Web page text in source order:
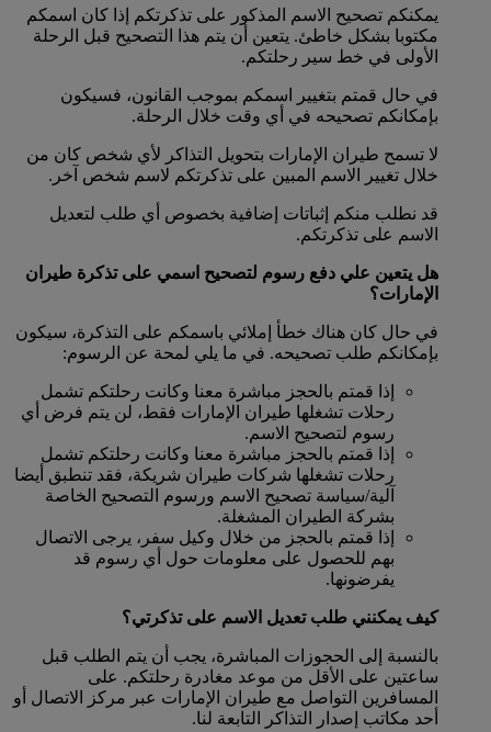
يمكنكم تصحيح الاسم المذكور على تذكرتكم إذا كان اسمكم
مكتوبا بشكل خاطئ. يتعين أن يتم هذا التصحيح قبل الرحلة
الأولى في خط سير رحلتكم.
في حال قمتم بتغيير اسمكم بموجب القانون، فسيكون
بإمكانكم تصحيحه في أي وقت خلال الرحلة.
لا تسمح طيران الإمارات بتحويل التذاكر لأي شخص كان من
خلال تغيير الاسم المبين على تذكرتكم لاسم شخص آخر.
قد نطلب منكم إثباتات إضافية بخصوص أي طلب لتعديل
الاسم على تذكرتكم.
هل يتعين علي دفع رسوم لتصحيح اسمي على تذكرة طيران
الإمارات؟
في حال كان هناك خطأ إملائي باسمكم على التذكرة، سيكون
بإمكانكم طلب تصحيحه. في ما يلي لمحة عن الرسوم:
إذا قمتم بالحجز مباشرة معنا وكانت رحلتكم تشمل
رحلات تشغلها طيران الإمارات فقط، لن يتم فرض أي
رسوم لتصحيح الاسم.
إذا قمتم بالحجز مباشرة معنا وكانت رحلتكم تشمل
رحلات تشغلها شركات طيران شريكة، فقد تنطبق أيضا
آلية/سياسة تصحيح الاسم ورسوم التصحيح الخاصة
بشركة الطيران المشغلة.
إذا قمتم بالحجز من خلال وكيل سفر، يرجى الاتصال
بهم للحصول على معلومات حول أي رسوم قد
يفرضونها.
كيف يمكنني طلب تعديل الاسم على تذكرتي؟
بالنسبة إلى الحجوزات المباشرة، يجب أن يتم الطلب قبل
ساعتين على الأقل من موعد مغادرة رحلتكم. على
المسافرين التواصل مع طيران الإمارات عبر مركز الاتصال أو
أحد مكاتب إصدار التذاكر التابعة لنا.